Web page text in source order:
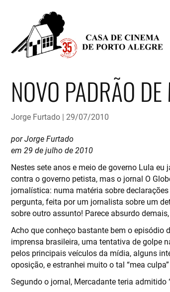
NOVO PADRÃO
Jorge Furtado 29/07/2010
por Jorge Furtado
em 29 de julho de 2010
Nestes sete anos e meio de governo Lula
contra o governo petista, mas o jornal O
jornalística: numa matéria sobre
pergunta, feita por um jornalista sobre um
sobre outro assunto! Parece absurdo
Acho que conheço bastante bem o episódio
imprensa brasileira, uma tentativa de golpe
pelos principais veículos da mídia, alguns
oposição, e estranhei muito o tal “mea
Segundo o jornal, Mercadante teria admitido